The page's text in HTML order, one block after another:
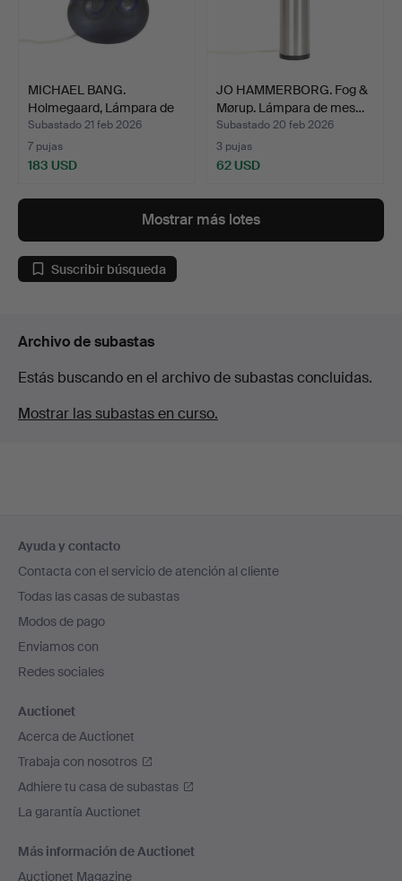
MICHAEL BANG.
Holmegaard, Lámpara de
mesa …
Subastado 21 feb 2026
7 pujas
183 USD
JO HAMMERBORG. Fog &
Mørup. Lámpara de mes…
Subastado 20 feb 2026
3 pujas
62 USD
Mostrar más lotes
Suscribir búsqueda
Archivo de subastas
Estás buscando en el archivo de subastas concluidas.
Mostrar las subastas en curso.
en
el
pie
de
página
Ayuda y contacto
Contacta con el servicio de atención al cliente
Todas las casas de subastas
Modos de pago
Enviamos con
Redes sociales
Auctionet
Acerca de Auctionet
Trabaja con nosotros
Adhiere tu casa de subastas
La garantía Auctionet
Más información de Auctionet
Auctionet Magazine